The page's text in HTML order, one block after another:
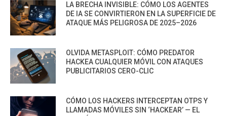
LA BRECHA INVISIBLE: CÓMO LOS AGENTES
DE IA SE CONVIRTIERON EN LA SUPERFICIE DE
ATAQUE MÁS PELIGROSA DE 2025–2026
OLVIDA METASPLOIT: CÓMO PREDATOR
HACKEA CUALQUIER MÓVIL CON ATAQUES
PUBLICITARIOS CERO-CLIC
CÓMO LOS HACKERS INTERCEPTAN OTPS Y
LLAMADAS MÓVILES SIN ‘HACKEAR’ — EL